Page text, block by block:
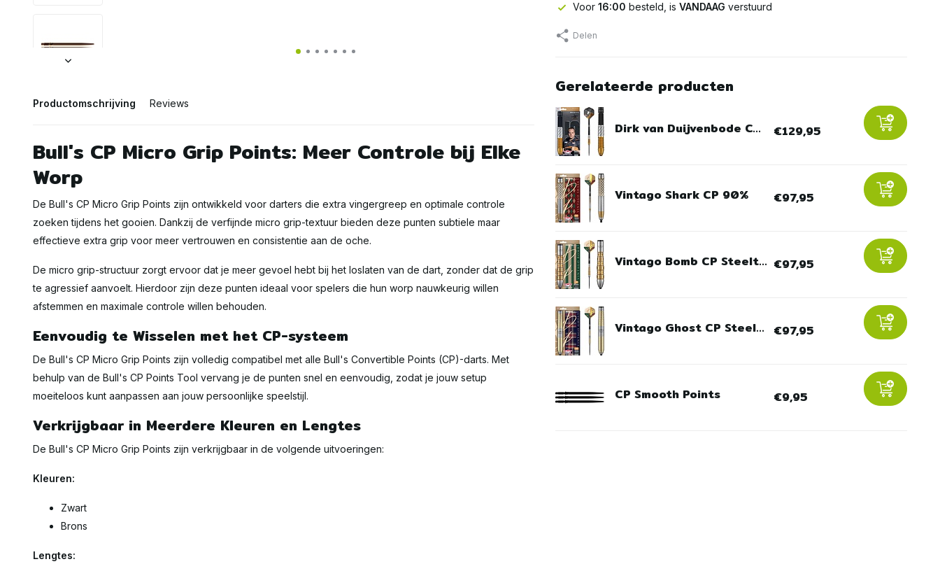
Productomschrijving Reviews
Bull's CP Micro Grip Points: Meer Controle bij Elke
Worp
De Bull's CP Micro Grip Points zijn ontwikkeld voor darters die extra vingergreep en optimale controle
zoeken tijdens het gooien. Dankzij de verfijnde micro grip-textuur bieden deze punten subtiele maar
effectieve extra grip voor meer vertrouwen en consistentie aan de oche.
De micro grip-structuur zorgt ervoor dat je meer gevoel hebt bij het loslaten van de dart, zonder dat de grip
te agressief aanvoelt. Hierdoor zijn deze punten ideaal voor spelers die hun worp nauwkeurig willen
afstemmen en maximale controle willen behouden.
Eenvoudig te Wisselen met het CP-systeem
De Bull's CP Micro Grip Points zijn volledig compatibel met alle Bull's Convertible Points (CP)-darts. Met
behulp van de Bull's CP Points Tool vervang je de punten snel en eenvoudig, zodat je jouw setup
moeiteloos kunt aanpassen aan jouw persoonlijke speelstijl.
Verkrijgbaar in Meerdere Kleuren en Lengtes
De Bull's CP Micro Grip Points zijn verkrijgbaar in de volgende uitvoeringen:
Kleuren:
Zwart
Brons
Lengtes:
Voor 16:00 besteld, is VANDAAG verstuurd
Delen
Gerelateerde producten
Dirk van Duijvenbode C... €129,95
Vintago Shark CP 90% €97,95
Vintago Bomb CP Steelt... €97,95
Vintago Ghost CP Steel... €97,95
CP Smooth Points €9,95